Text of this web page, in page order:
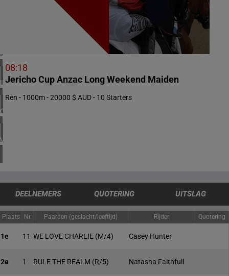
VERENIGD KONINKRIJK
3 meeting(s)
IERLAND
1 meeting(s)
CHILI
1 meeting(s)
VERENIGDE STATEN
4 meeting(s)
08:18
Jericho Cup Anzac Long Weekend Maiden
Ren - 1000m - 20000 $ AUD - 10 Starters
DEELNEMERS QUOTERING UITSLAG
Plaats Nr. Paarden (geslacht/leeftijd) Rijder Quotering
1e 11 WE LOVE CHARLIE (M/4) Casey Hunter
2e 1 RULE THE REALM (R/5) Natasha Faithfull